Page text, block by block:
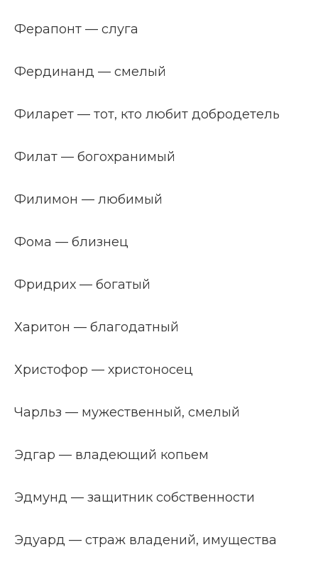
Ферапонт — слуга
Фердинанд — смелый
Филарет — тот, кто любит добродетель
Филат — богохранимый
Филимон — любимый
Фома — близнец
Фридрих — богатый
Харитон — благодатный
Христофор — христоносец
Чарльз — мужественный, смелый
Эдгар — владеющий копьем
Эдмунд — защитник собственности
Эдуард — страж владений, имущества